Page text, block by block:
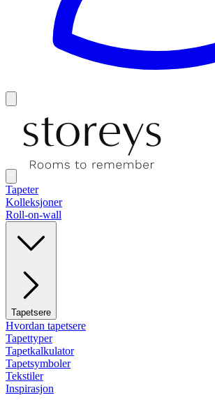
Tapeter
Kolleksjoner
Roll-on-wall
Tapetsere
Hvordan tapetsere
Tapettyper
Tapetkalkulator
Tapetsymboler
Tekstiler
Inspirasjon